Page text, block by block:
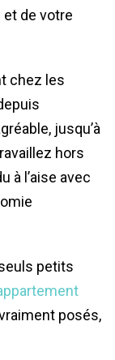
et de votre
chez les
jusqu’à
hors
à l’aise avec
petits
posés,